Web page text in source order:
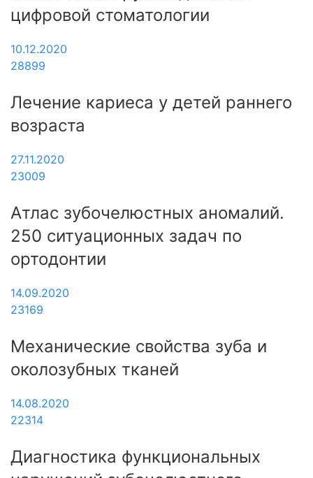
цифровой стоматологии
10.12.2020
28899
Лечение кариеса у детей раннего
возраста
27.11.2020
23009
Атлас зубочелюстных аномалий.
250 ситуационных задач по
ортодонтии
14.09.2020
23169
Механические свойства зуба и
околозубных тканей
14.08.2020
22314
Диагностика функциональных